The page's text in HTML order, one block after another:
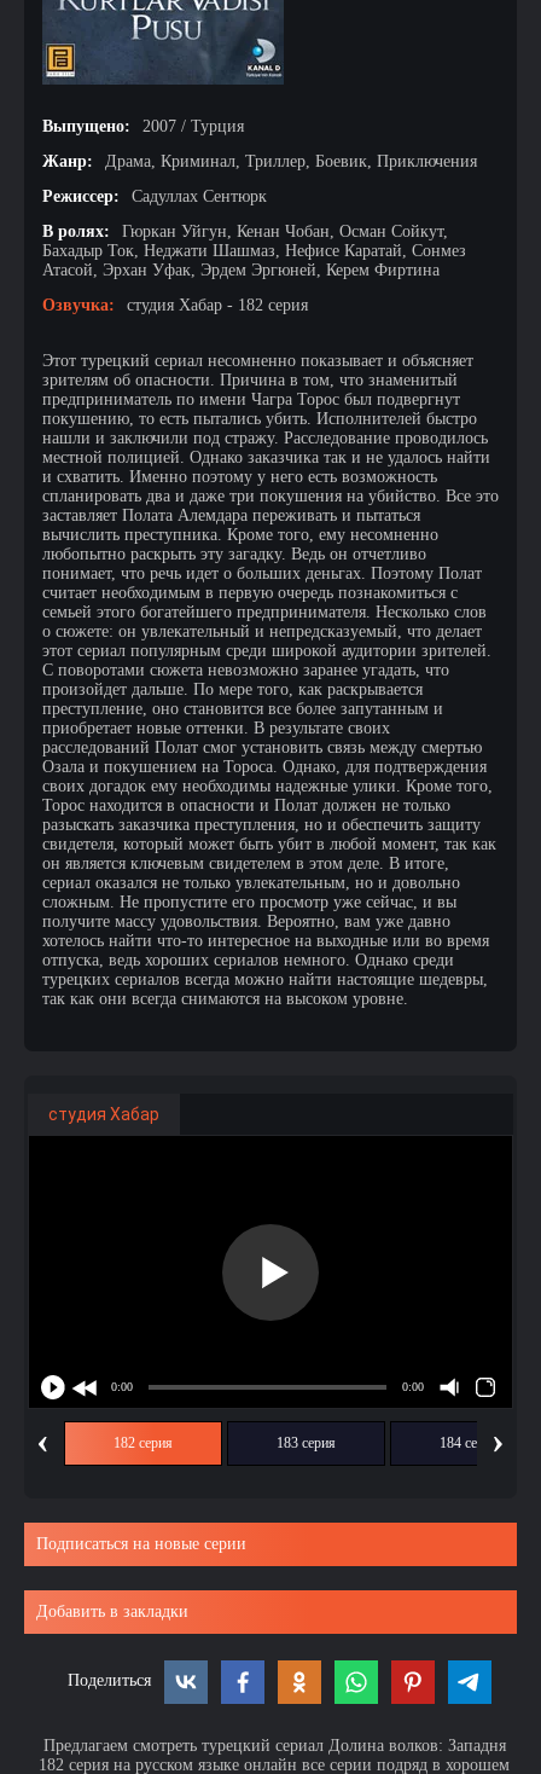
Выпущено:
2007 / Турция
Жанр:
Драма, Криминал, Триллер, Боевик, Приключения
Режиссер:
Садуллах Сентюрк
В ролях:
Гюркан Уйгун, Кенан Чобан, Осман Сойкут,
Бахадыр Ток, Неджати Шашмаз, Нефисе Каратай, Сонмез
Атасой, Эрхан Уфак, Эрдем Эргюней, Керем Фиртина
Озвучка:
студия Хабар - 182 серия
Этот турецкий сериал несомненно показывает и объясняет
зрителям об опасности. Причина в том, что знаменитый
предприниматель по имени Чагра Торос был подвергнут
покушению, то есть пытались убить. Исполнителей быстро
нашли и заключили под стражу. Расследование проводилось
местной полицией. Однако заказчика так и не удалось найти
и схватить. Именно поэтому у него есть возможность
спланировать два и даже три покушения на убийство. Все это
заставляет Полата Алемдара переживать и пытаться
вычислить преступника. Кроме того, ему несомненно
любопытно раскрыть эту загадку. Ведь он отчетливо
понимает, что речь идет о больших деньгах. Поэтому Полат
считает необходимым в первую очередь познакомиться с
семьей этого богатейшего предпринимателя. Несколько слов
о сюжете: он увлекательный и непредсказуемый, что делает
этот сериал популярным среди широкой аудитории зрителей.
С поворотами сюжета невозможно заранее угадать, что
произойдет дальше. По мере того, как раскрывается
преступление, оно становится все более запутанным и
приобретает новые оттенки. В результате своих
расследований Полат смог установить связь между смертью
Озала и покушением на Тороса. Однако, для подтверждения
своих догадок ему необходимы надежные улики. Кроме того,
Торос находится в опасности и Полат должен не только
разыскать заказчика преступления, но и обеспечить защиту
свидетеля, который может быть убит в любой момент, так как
он является ключевым свидетелем в этом деле. В итоге,
сериал оказался не только увлекательным, но и довольно
сложным. Не пропустите его просмотр уже сейчас, и вы
получите массу удовольствия. Вероятно, вам уже давно
хотелось найти что-то интересное на выходные или во время
отпуска, ведь хороших сериалов немного. Однако среди
турецких сериалов всегда можно найти настоящие шедевры,
так как они всегда снимаются на высоком уровне.
студия Хабар
‹ 182 серия 183 серия 184 серия›
Подписаться на новые серии
Добавить в закладки
Поделиться
Предлагаем смотреть турецкий сериал Долина волков: Западня
182 серия на русском языке онлайн все серии подряд в хорошем